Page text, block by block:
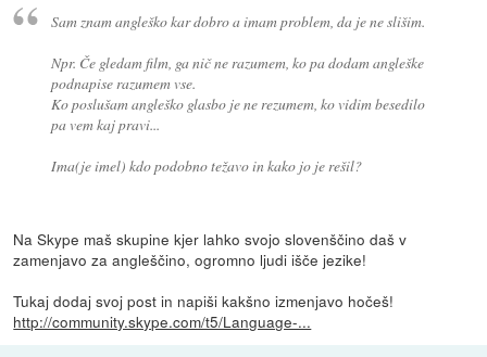
Sam znam angleško kar dobro a imam problem, da je ne slišim.
Npr. Če gledam film, ga nič ne razumem, ko pa dodam angleške
podnapise razumem vse.
Ko poslušam angleško glasbo je ne rezumem, ko vidim besedilo
pa vem kaj pravi...
Ima(je imel) kdo podobno težavo in kako jo je rešil?
Na Skype maš skupine kjer lahko svojo slovenščino daš v
zamenjavo za angleščino, ogromno ljudi išče jezike!
Tukaj dodaj svoj post in napiši kakšno izmenjavo hočeš!
http://community.skype.com/t5/Language-...